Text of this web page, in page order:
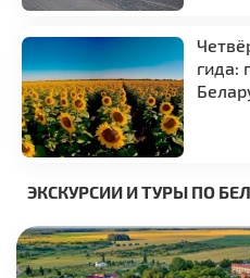
гида:
ЭКСКУРСИИ И ТУРЫ ПО